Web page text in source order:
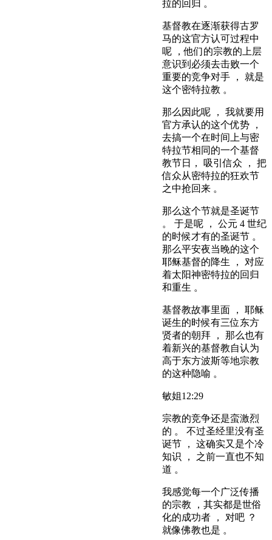
拉的回归 。
基督教在逐渐获得古罗
马的这官方认可过程中
呢 ，他们的宗教的上层
意识到必须去击败一个
重要的竞争对手 ， 就是
这个密特拉教 。
那么因此呢 ， 我就要用
官方承认的这个优势 ，
去搞一个在时间上与密
特拉节相同的一个基督
教节日， 吸引信众 ， 把
信众从密特拉的狂欢节
之中抢回来 。
那么这个节就是圣诞节
。 于是呢 ， 公元 4 世纪
的时候才有的圣诞节 。
那么平安夜当晚的这个
耶稣基督的降生 ， 对应
着太阳神密特拉的回归
和重生 。
基督教故事里面 ， 耶稣
诞生的时候有三位东方
贤者的朝拜 ， 那么也有
着新兴的基督教自认为
高于东方波斯等地宗教
的这种隐喻 。
敏姐12:29
宗教的竞争还是蛮激烈
的 。 不过圣经里没有圣
诞节 ， 这确实又是个冷
知识 ， 之前一直也不知
道 。
我感觉每一个广泛传播
的宗教 ，其实都是世俗
化的成功者 ， 对吧 ？
就像佛教也是 。